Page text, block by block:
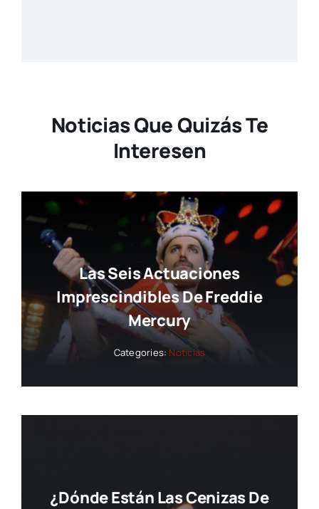
Noticias Que Quizás Te
Interesen
Las Seis Actuaciones
Imprescindibles De Freddie
Mercury
Categories: Noticias
¿Dónde Están Las Cenizas De